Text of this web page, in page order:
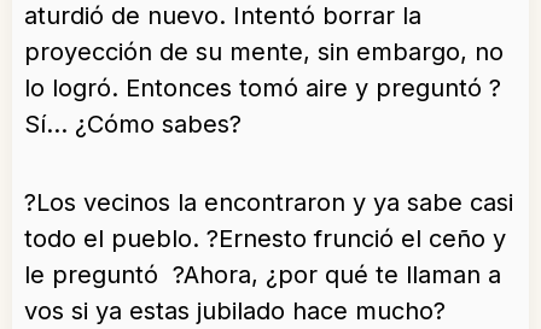
aturdió de nuevo. Intentó borrar la
proyección de su mente, sin embargo, no
lo logró. Entonces tomó aire y preguntó ?
Sí… ¿Cómo sabes?
?Los vecinos la encontraron y ya sabe casi
todo el pueblo. ?Ernesto frunció el ceño y
le preguntó ?Ahora, ¿por qué te llaman a
vos si ya estas jubilado hace mucho?